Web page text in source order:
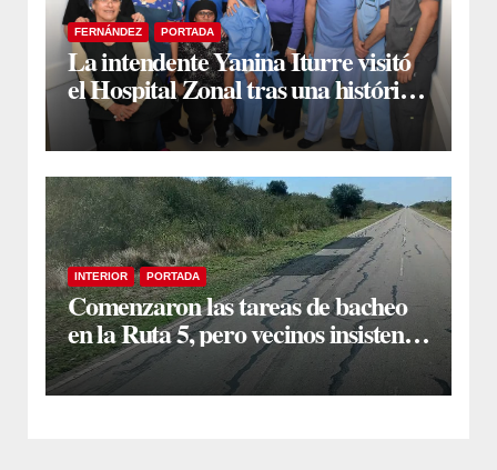
FERNÁNDEZ PORTADA
La intendente Yanina Iturre visitó
el Hospital Zonal tras una histórica
jornada de intervenciones
laparoscópicas
INTERIOR PORTADA
Comenzaron las tareas de bacheo
en la Ruta 5, pero vecinos insisten
en un reclamo integral